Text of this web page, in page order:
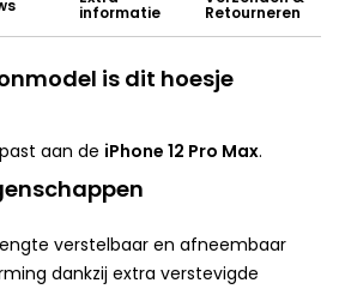
informatie Retourneren
is dit hoesje
aan de iPhone 12 Pro Max.
verstelbaar en afneembaar
dankzij extra verstevigde